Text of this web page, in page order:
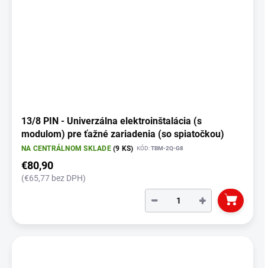
13/8 PIN - Univerzálna elektroinštalácia (s
modulom) pre ťažné zariadenia (so spiatočkou)
NA CENTRÁLNOM SKLADE(9 KS) KÓD:TBM-2Q-G8
€80,90
(€65,77 bez DPH)
+
−